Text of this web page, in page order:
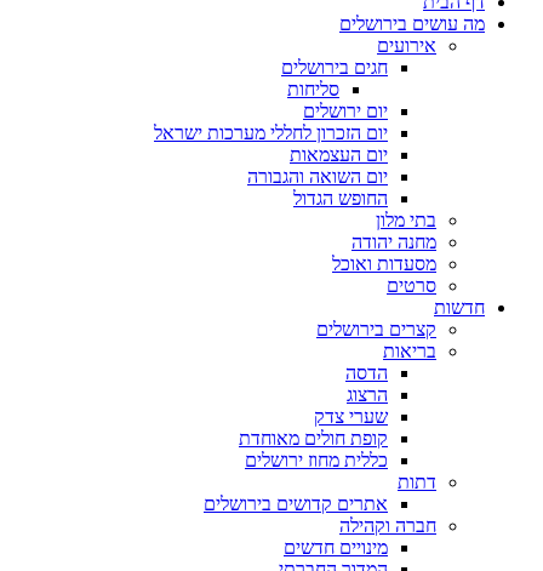
מה עושים בירושלים
אירועים
חגים בירושלים
סליחות
יום ירושלים
יום הזכרון לחללי מערכות ישראל
יום העצמאות
יום השואה והגבורה
החופש הגדול
בתי מלון
מחנה יהודה
מסעדות ואוכל
סרטים
חדשות
קצרים בירושלים
בריאות
הדסה
הרצוג
שערי צדק
קופת חולים מאוחדת
כללית מחוז ירושלים
דתות
אתרים קדושים בירושלים
חברה וקהילה
מינויים חדשים